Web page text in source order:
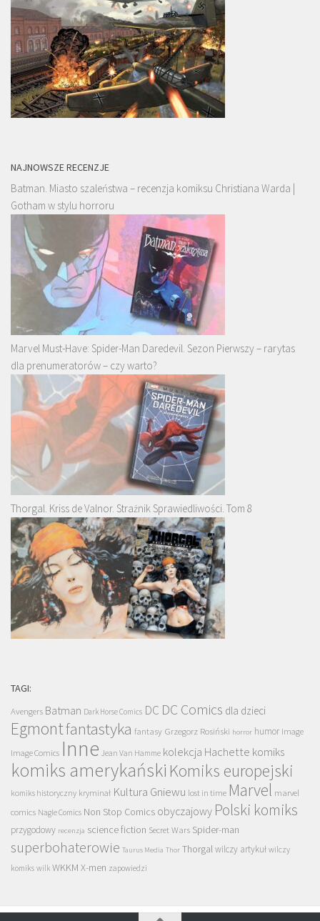
NAJNOWSZE RECENZJE
Batman. Miasto szaleństwa – recenzja komiksu Christiana Warda |
Gotham w stylu horroru
Marvel Must-Have: Spider-Man Daredevil. Sezon Pierwszy – rarytas
dla prenumeratorów – czy warto?
Thorgal. Kriss de Valnor. Strażnik Sprawiedliwości. Tom 8
TAGI:
Avengers Batman Dark Horse Comics DC DC Comics dla dzieci
Egmontfantastyka fantasy Grzegorz Rosiński horror humor Image
Image Comics Inne Jean Van Hamme kolekcja Hachette komiks
komiks amerykański Komiks europejski
komiks historyczny kryminał Kultura Gniewu lost in time Marvel marvel
comics Nagle Comics Non Stop Comics obyczajowy Polski komiks
przygodowy recenzja science fiction Secret Wars Spider-man
superbohaterowie Taurus Media Thor Thorgalwilczy artykuł wilczy
komiks wilk WKKM X-men zapowiedzi